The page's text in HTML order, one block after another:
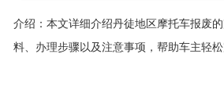
介绍： 本文详细介绍丹徒地区摩托车报废
料、办理步骤以及注意事项，帮助车主轻松